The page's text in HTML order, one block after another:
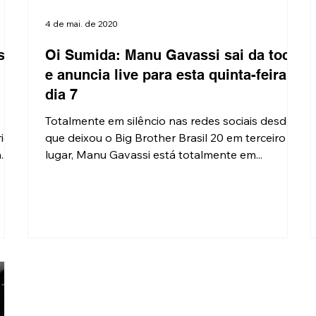
Oi Sumida: Manu Gavassi sai da toca
e anuncia live para esta quinta-feira,
dia 7
Totalmente em silêncio nas redes sociais desde
que deixou o Big Brother Brasil 20 em terceiro
lugar, Manu Gavassi está totalmente em...
4 de mai. de 2020